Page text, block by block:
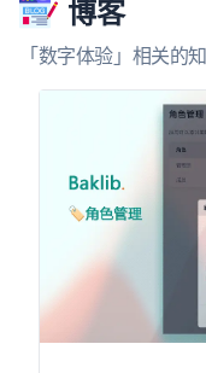
博客
「数字体验」相关的